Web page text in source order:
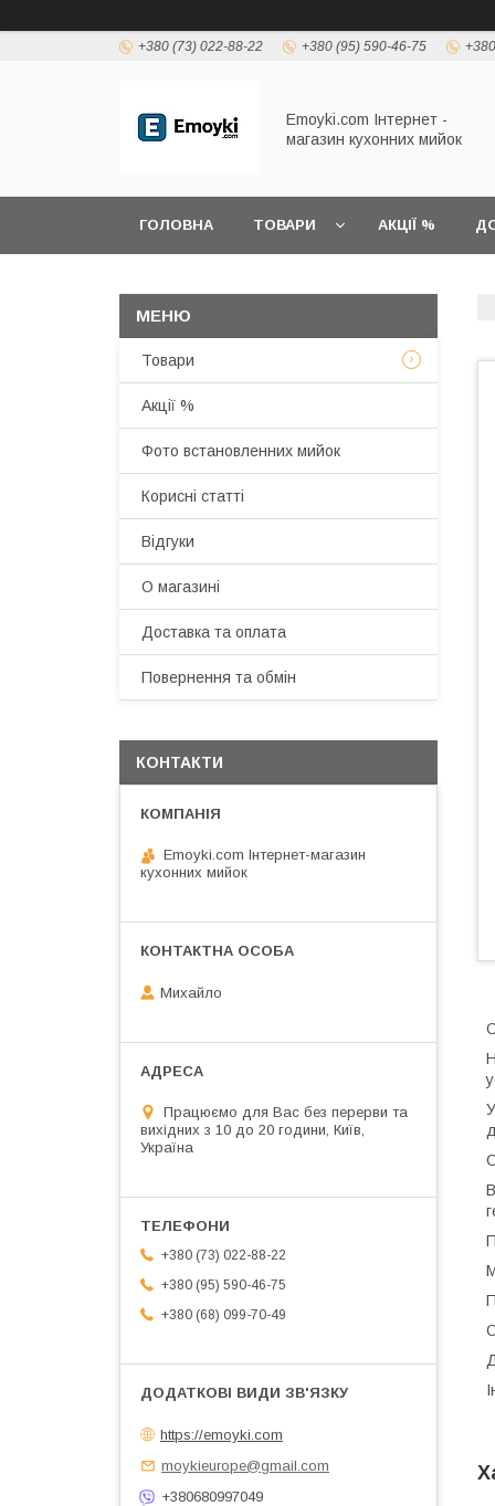
+380 (73) 022-88-22 +380 (95) 590-46-75
Emoyki.com Інтернет -
магазин кухонних мийок
ГОЛОВНА ТОВАРИ АКЦІЇ %
Товари
Акції %
Фото встановленних мийок
Корисні статті
Відгуки
О магазині
Доставка та оплата
Повернення та обмін
КОНТАКТИ
Emoyki.com Інтернет-магазин
кухонних мийок
Михайло
Працюємо для Вас без перерви та
вихідних з 10 до 20 години, Київ,
Україна
+380 (73) 022-88-22
+380 (95) 590-46-75
+380 (68) 099-70-49
https://emoyki.com
moykieurope@gmail.com
+380680997049